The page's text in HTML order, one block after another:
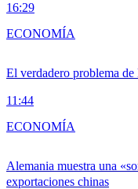
16:29
El verdadero problema
11:44
ECONOMÍA
Alemania muestra una
exportaciones chinas
ECONOMÍA